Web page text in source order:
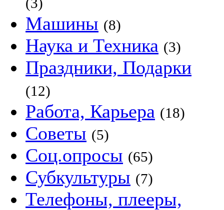
Машины (8)
Наука и Техника (3)
Праздники, Подарки
(12)
Работа, Карьера (18)
Советы (5)
Соц.опросы (65)
Субкультуры (7)
Телефоны, плееры,